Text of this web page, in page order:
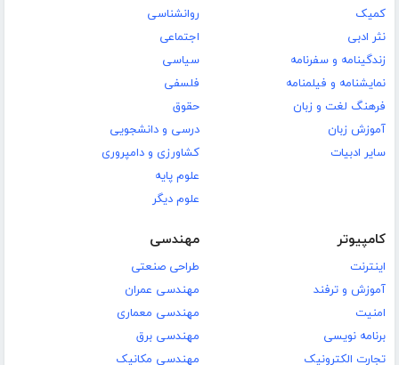
کمیک
نثر ادبی
زندگینامه و سفرنامه
نمایشنامه و فیلمنامه
فرهنگ لغت و زبان
آموزش زبان
سایر ادبیات
روانشناسی
اجتماعی
سیاسی
فلسفی
حقوق
درسی و دانشجویی
کشاورزی و دامپروری
علوم پایه
علوم دیگر
کامپیوتر
اینترنت
آموزش و ترفند
امنیت
برنامه نویسی
تجارت الکترونیک
مهندسی
طراحی صنعتی
مهندسی عمران
مهندسی معماری
مهندسی برق
مهندسی مکانیک